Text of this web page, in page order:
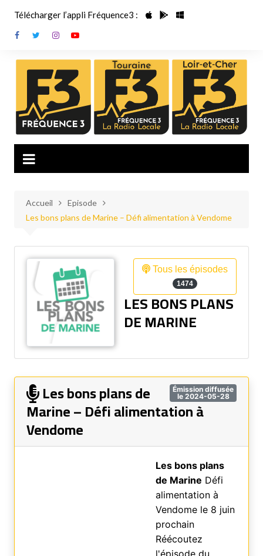
contenu
Télécharger l’appli Fréquence3 :
Accueil
Episode
Les bons plans de Marine – Défi alimentation à Vendome
Tous les épisodes
1474
LES BONS PLANS
DE MARINE
Émission diffusée
le 2024-05-28
Les bons plans de
Marine – Défi alimentation à
Vendome
Les bons plans
de Marine Défi
alimentation à
Vendome le 8 juin
prochain
Réécoutez
l'épisode du